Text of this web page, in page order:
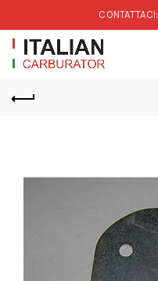
CONTATTACI: